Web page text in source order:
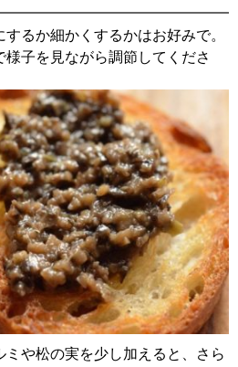
るか細かくするかはお好みで。
様子を見ながら調節してくださ
ミや松の実を少し加えると、さら